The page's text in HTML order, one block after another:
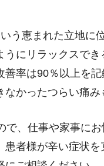
う恵まれた立地に
にリラックスで
率は90％以上を
かったつらい痛み
、仕事や家事に
者様が辛い症状